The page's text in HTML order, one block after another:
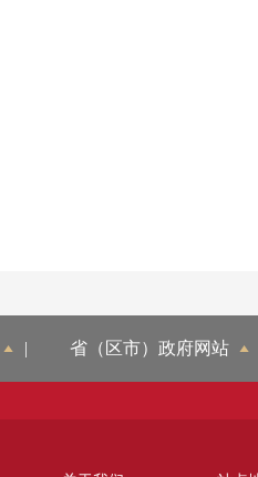
| 省（区市）政府网站